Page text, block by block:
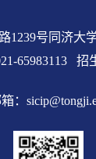
1239号同济大
65983113 招
：